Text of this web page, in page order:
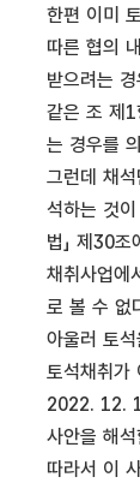
한편 이미
따른 협의
받으려는
같은 조 제1
는 경우를
그런데 채
석하는 것
법」 제30
채취사업에
로 볼 수 없
아울러 토
토석채취가
2022. 12.
사안을 해
따라서 이